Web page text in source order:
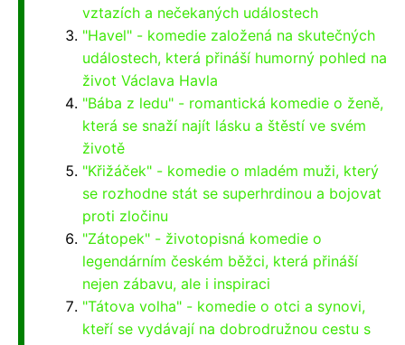
vztazích a nečekaných událostech
"Havel" - komedie založená na skutečných
událostech, která přináší humorný pohled na
život Václava Havla
"Bába z ledu" - romantická komedie o ženě,
která se snaží najít lásku a štěstí ve svém
životě
"Křižáček" - komedie o mladém muži, který
se rozhodne stát se superhrdinou a bojovat
proti zločinu
"Zátopek" - životopisná komedie o
legendárním českém běžci, která přináší
nejen zábavu, ale i inspiraci
"Tátova volha" - komedie o otci a synovi,
kteří se vydávají na dobrodružnou cestu s